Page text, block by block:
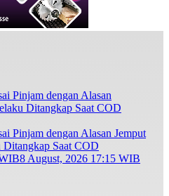
Pinjam dengan Alasan Jemput
Saat COD
8 August, 2026 17:15 WIB